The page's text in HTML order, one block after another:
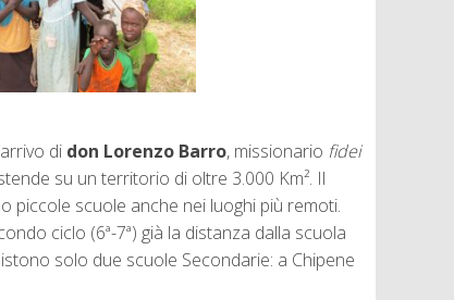
di don Lorenzo Barro, missionario fidei
su un territorio di oltre 3.000 Km². Il
piccole scuole anche nei luoghi più remoti.
ciclo (6ª-7ª) già la distanza dalla scuola
solo due scuole Secondarie: a Chipene